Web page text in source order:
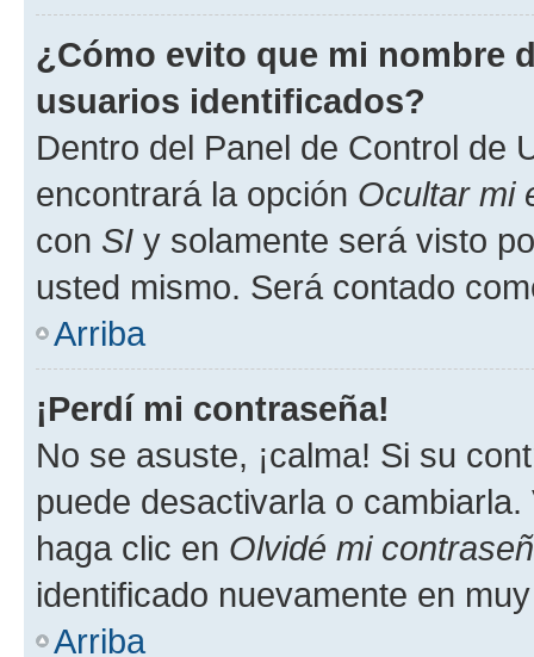
¿Cómo evito que mi nombre
usuarios identificados?
Dentro del Panel de Control de
encontrará la opción Ocultar mi
con SI y solamente será visto
usted mismo. Será contado
Arriba
¡Perdí mi contraseña!
No se asuste, ¡calma! Si su
puede desactivarla o
haga clic en Olvidé mi
identificado nuevamente en
Arriba